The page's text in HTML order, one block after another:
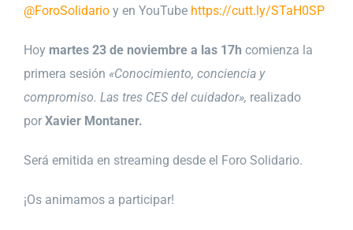
@ForoSolidario y en YouTube https://cutt.ly/STaH0SP
Hoy martes 23 de noviembre a las 17h comienza la
primera sesión «Conocimiento, conciencia y
compromiso. Las tres CES del cuidador», realizado
por Xavier Montaner.
Será emitida en streaming desde el Foro Solidario.
¡Os animamos a participar!